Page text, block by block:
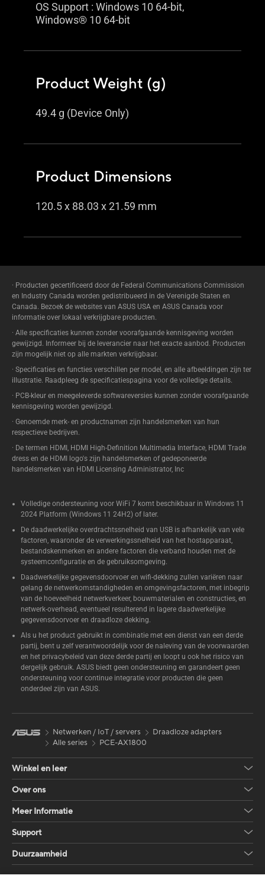
OS Support : Windows 10 64-bit,
Windows® 10 64-bit
Product Weight (g)
49.4 g (Device Only)
Product Dimensions
120.5 x 88.03 x 21.59 mm
· Producten gecertificeerd door de Federal Communications Commission
en Industry Canada worden gedistribueerd in de Verenigde Staten en
Canada. Bezoek de websites van ASUS USA en ASUS Canada voor
informatie over lokaal verkrijgbare producten.
· Alle specificaties kunnen zonder voorafgaande kennisgeving worden
gewijzigd. Informeer bij de leverancier naar het exacte aanbod. Producten
zijn mogelijk niet op alle markten verkrijgbaar.
· Specificaties en functies verschillen per model, en alle afbeeldingen zijn ter
illustratie. Raadpleeg de specificatiespagina voor de volledige details.
· PCB-kleur en meegeleverde softwareversies kunnen zonder voorafgaande
kennisgeving worden gewijzigd.
· Genoemde merk- en productnamen zijn handelsmerken van hun
respectieve bedrijven.
· De termen HDMI, HDMI High-Definition Multimedia Interface, HDMI Trade
dress en de HDMI logo's zijn handelsmerken of gedeponeerde
handelsmerken van HDMI Licensing Administrator, Inc
Volledige ondersteuning voor WiFi 7 komt beschikbaar in Windows 11
2024 Platform (Windows 11 24H2) of later.
De daadwerkelijke overdrachtssnelheid van USB is afhankelijk van vele
factoren, waaronder de verwerkingssnelheid van het hostapparaat,
bestandskenmerken en andere factoren die verband houden met de
systeemconfiguratie en de gebruiksomgeving.
Daadwerkelijke gegevensdoorvoer en wifi-dekking zullen variëren naar
gelang de netwerkomstandigheden en omgevingsfactoren, met inbegrip
van de hoeveelheid netwerkverkeer, bouwmaterialen en constructies, en
netwerk-overhead, eventueel resulterend in lagere daadwerkelijke
gegevensdoorvoer en draadloze dekking.
Als u het product gebruikt in combinatie met een dienst van een derde
partij, bent u zelf verantwoordelijk voor de naleving van de voorwaarden
en het privacybeleid van deze derde partij en loopt u ook het risico van
dergelijk gebruik. ASUS biedt geen ondersteuning en garandeert geen
ondersteuning voor continue integratie voor producten die geen
onderdeel zijn van ASUS.
Netwerken / IoT / servers
Draadloze adapters
Alle series
PCE-AX1800
Winkel en leer
Over ons
Meer Informatie
Support
Duurzaamheid